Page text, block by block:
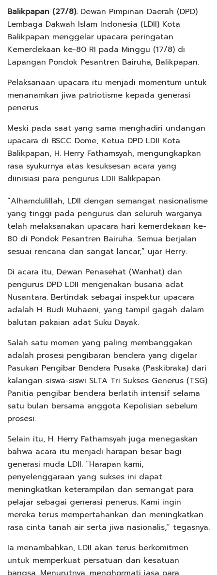
Balikpapan (27/8).Dewan Pimpinan Daerah (DPD)
Lembaga Dakwah Islam Indonesia (LDII) Kota
Balikpapan menggelar upacara peringatan
Kemerdekaan ke-80 RI pada Minggu (17/8) di
Lapangan Pondok Pesantren Bairuha, Balikpapan.
Pelaksanaan upacara itu menjadi momentum untuk
menanamkan jiwa patriotisme kepada generasi
penerus.
Meski pada saat yang sama menghadiri undangan
upacara di BSCC Dome, Ketua DPD LDII Kota
Balikpapan, H. Herry Fathamsyah, mengungkapkan
rasa syukurnya atas kesuksesan acara yang
diinisiasi para pengurus LDII Balikpapan.
“Alhamdulillah, LDII dengan semangat nasionalisme
yang tinggi pada pengurus dan seluruh warganya
telah melaksanakan upacara hari kemerdekaan ke-
80 di Pondok Pesantren Bairuha. Semua berjalan
sesuai rencana dan sangat lancar,” ujar Herry.
Di acara itu, Dewan Penasehat (Wanhat) dan
pengurus DPD LDII mengenakan busana adat
Nusantara. Bertindak sebagai inspektur upacara
adalah H. Budi Muhaeni, yang tampil gagah dalam
balutan pakaian adat Suku Dayak.
Salah satu momen yang paling membanggakan
adalah prosesi pengibaran bendera yang digelar
Pasukan Pengibar Bendera Pusaka (Paskibraka) dari
kalangan siswa-siswi SLTA Tri Sukses Generus (TSG).
Panitia pengibar bendera berlatih intensif selama
satu bulan bersama anggota Kepolisian sebelum
prosesi.
Selain itu, H. Herry Fathamsyah juga menegaskan
bahwa acara itu menjadi harapan besar bagi
generasi muda LDII. “Harapan kami,
penyelenggaraan yang sukses ini dapat
meningkatkan keterampilan dan semangat para
pelajar sebagai generasi penerus. Kami ingin
mereka terus mempertahankan dan meningkatkan
rasa cinta tanah air serta jiwa nasionalis,” tegasnya.
Ia menambahkan, LDII akan terus berkomitmen
untuk memperkuat persatuan dan kesatuan